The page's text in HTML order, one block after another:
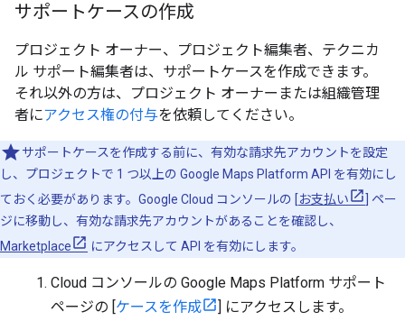
サポートケースの作成
プロジェクト オーナー、プロジェクト編集者、テクニカ
ル サポート編集者は、サポートケースを作成できます。
それ以外の方は、プロジェクト オーナーまたは組織管理
者にアクセス権の付与を依頼してください。
サポートケースを作成する前に、有効な請求先アカウントを設定
し、プロジェクトで 1 つ以上の Google Maps Platform API を有効にし
ておく必要があります。Google Cloud コンソールの [お支払い
] ペー
ジに移動し、有効な請求先アカウントがあることを確認し、
Marketplace
にアクセスして API を有効にします。
Cloud コンソールの Google Maps Platform サポート
ページの [ケースを作成 ] にアクセスします。